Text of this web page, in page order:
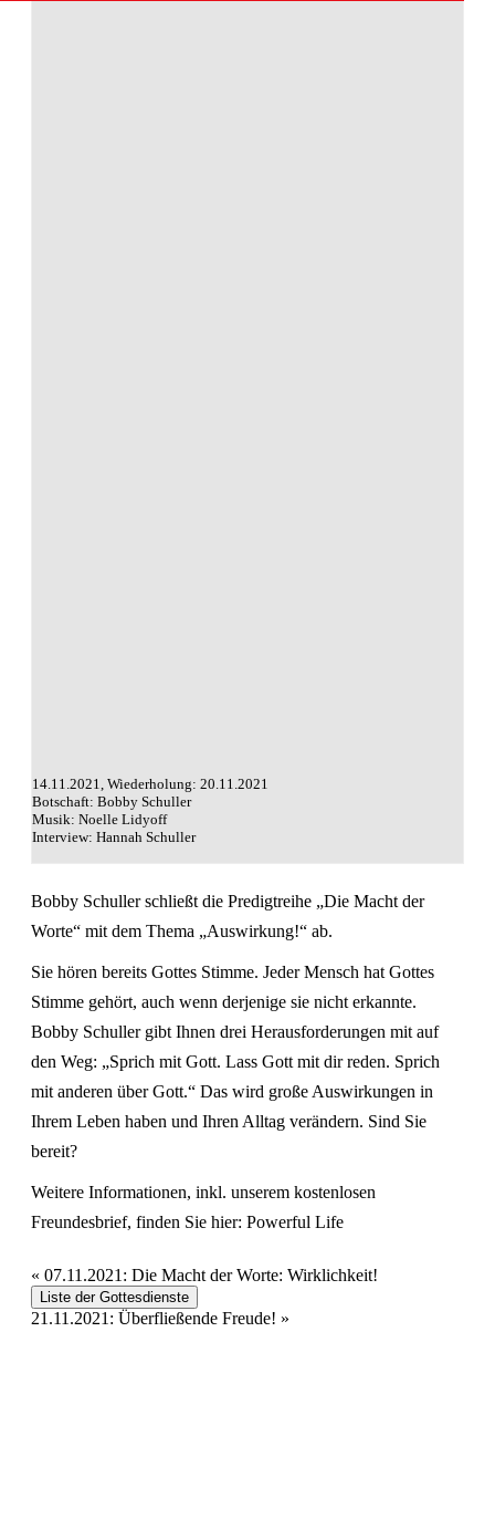
14.11.2021, Wiederholung: 20.11.2021
Botschaft: Bobby Schuller
Musik: Noelle Lidyoff
Interview: Hannah Schuller
Bobby Schuller schließt die Predigtreihe „Die Macht der
Worte“ mit dem Thema „Auswirkung!“ ab.
Sie hören bereits Gottes Stimme. Jeder Mensch hat Gottes
Stimme gehört, auch wenn derjenige sie nicht erkannte.
Bobby Schuller gibt Ihnen drei Herausforderungen mit auf
den Weg: „Sprich mit Gott. Lass Gott mit dir reden. Sprich
mit anderen über Gott.“ Das wird große Auswirkungen in
Ihrem Leben haben und Ihren Alltag verändern. Sind Sie
bereit?
Weitere Informationen, inkl. unserem kostenlosen
Freundesbrief, finden Sie hier: Powerful Life
« 07.11.2021: Die Macht der Worte: Wirklichkeit!
Liste der Gottesdienste
21.11.2021: Überfließende Freude! »